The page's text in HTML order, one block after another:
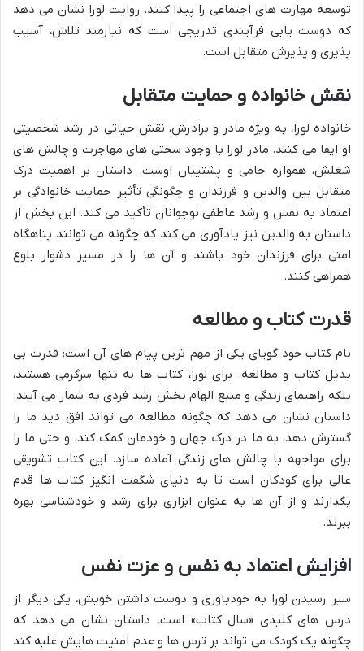
توسعه مهارت های اجتماعی را پیدا کنند. روایت لورا نشان می دهد
که دوست یابی فرآیندی تدریجی است که نیازمند تلاش، آسیب
پذیری و پذیرش متقابل است.
نقش خانواده و حمایت متقابل
خانواده لورا، به ویژه مادر و برادرش، نقش حیاتی در رشد شخصیتی
او ایفا می کنند. مادر لورا با وجود سختی های مهاجرت و چالش های
شغلش، همواره حامی و پشتیبان اوست. داستان بر اهمیت درک
متقابل بین والدین و فرزندان و چگونگی تأثیر حمایت خانوادگی بر
اعتماد به نفس و رشد عاطفی نوجوانان تأکید می کند. این بخش از
داستان به والدین نیز یادآوری می کند که چگونه می توانند پناهگاه
امنی برای فرزندان خود باشند و آن ها را در مسیر دشوار بلوغ
همراهی کنند.
قدرت کتاب و مطالعه
نام کتاب خود گویای یکی از مهم ترین پیام های آن است: قدرت بی
بدیل کتاب و مطالعه. برای لورا، کتاب ها نه تنها سرگرمی هستند،
بلکه راهنمای زندگی و منبع الهام بخش رشد فردی به شمار می آیند.
داستان نشان می دهد که چگونه مطالعه می تواند افق دید ما را
گسترش دهد، به ما در درک جهان و خودمان کمک کند، و حتی ما را
برای مواجهه با چالش های زندگی آماده سازد. این کتاب تشویقی
عالی برای کودکان است تا به دنیای شگفت انگیز کتاب ها قدم
بگذارند و از آن ها به عنوان ابزاری برای رشد و خودشناسی بهره
ببرند.
افزایش اعتماد به نفس و عزت نفس
سیر رسیدن لورا به خودباوری و دوست داشتن خویش، یکی دیگر از
درس های کلیدی «سال کتاب» است. داستان نشان می دهد که
چگونه یک کودک می تواند بر ترس ها و عدم امنیت هایش غلبه کند